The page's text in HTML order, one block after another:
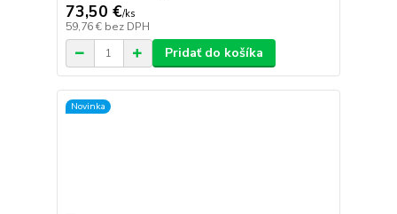
73,50 €/ks
59,76 € bez DPH
Pridať do košíka
Novinka